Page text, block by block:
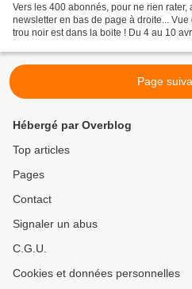
Vers les 400 abonnés, pour ne rien
newsletter en bas de page à droite... Vue d'artiste La
trou noir est dans la boite ! Du 4 au 10
Page
Hébergé par Overblog
Top articles
Pages
Contact
Signaler un abus
C.G.U.
Cookies et données personnelles